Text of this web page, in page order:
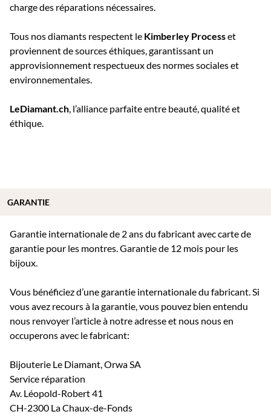
charge des réparations nécessaires.
Tous nos diamants respectent le Kimberley Processet
proviennent de sources éthiques, garantissant un
approvisionnement respectueux des normes sociales et
environnementales.
LeDiamant.ch , l’alliance parfaite entre beauté, qualité et
éthique.
Garantie internationale de 2 ans du fabricant avec carte de
garantie pour les montres. Garantie de 12 mois pour les
bijoux.
Vous bénéficiez d’une garantie internationale du fabricant. Si
vous avez recours à la garantie, vous pouvez bien entendu
nous renvoyer l’article à notre adresse et nous nous en
occuperons avec le fabricant:
Bijouterie Le Diamant, Orwa SA
Service réparation
Av. Léopold-Robert 41
CH-2300 La Chaux-de-Fonds
GARANTIE